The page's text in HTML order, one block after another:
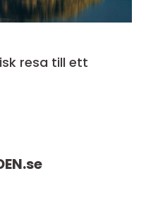
resa till ett
se